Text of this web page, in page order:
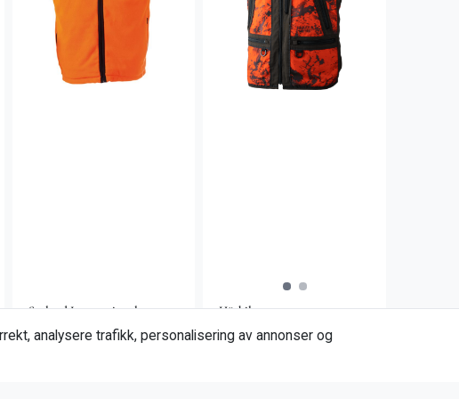
Seeland International
Timur fleece vest
Härkila
Wildboar Pro Safety
analysere trafikk, personalisering av annonser og